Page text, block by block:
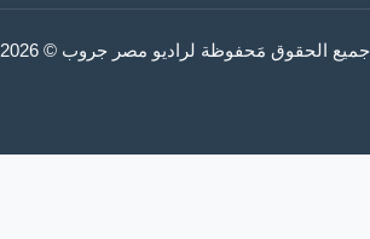
جميع الحقوق مَحفوظة لراديو مصر جروب © 2026